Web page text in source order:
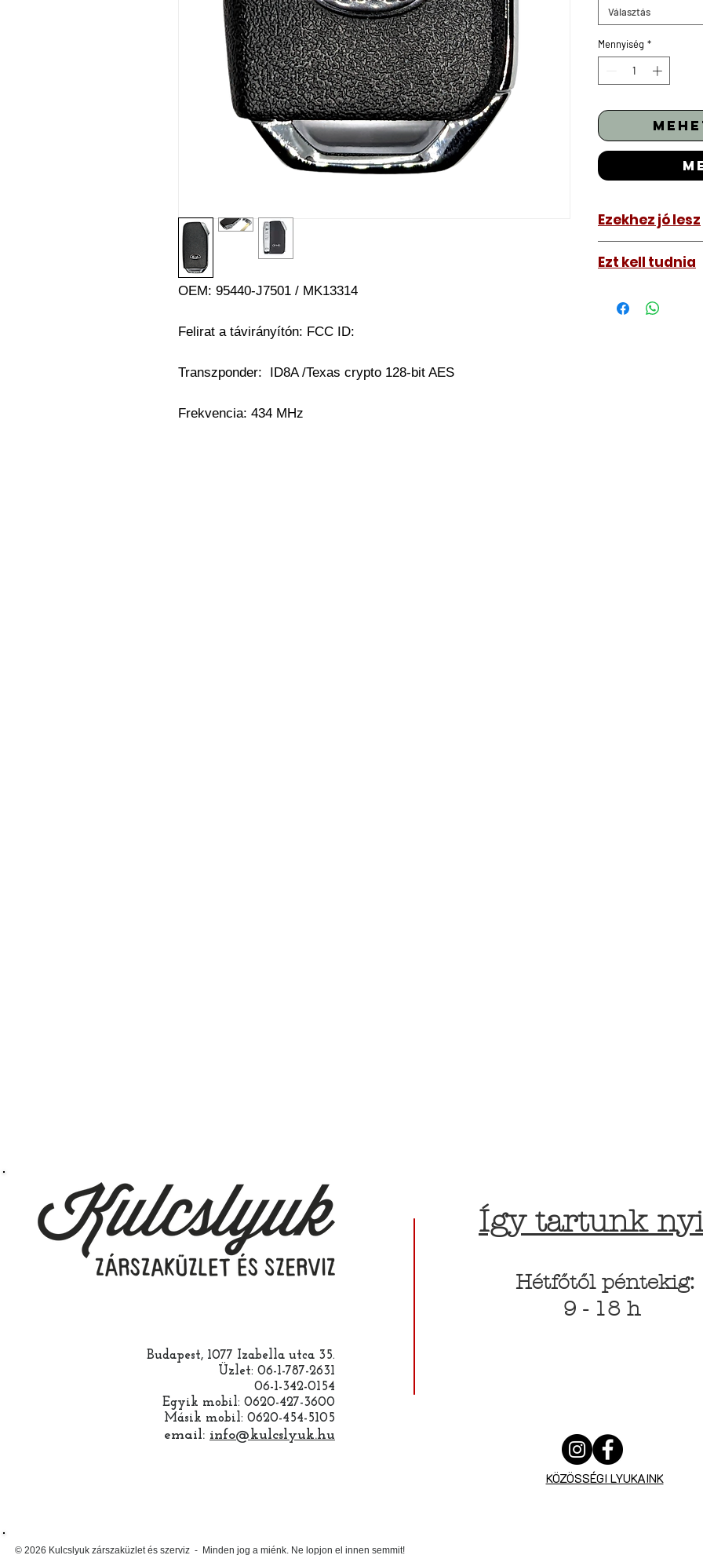
OEM: 95440-J7501 / MK13314
Felirat a távirányítón: FCC ID:
Transzponder: ID8A /Texas crypto 128-bit AES
Frekvencia: 434 MHz
Választás
Mennyiség *
Ezekhez jó lesz
Ezt kell tudnia
távirányítós
Budapest, 1077 Izabella utca 35.
Üzlet: 06-1-787-2631
06-1-342-0154
Egyik mobil: 0620-427-3600
Másik mobil: 0620-454-5105
email: info@kulcslyuk.hu
Így tartunk
Hétfőtől péntekig:
9 - 18 h
KÖZÖSSÉGI LYUKAINK
© 2026 Kulcslyuk zárszaküzlet és szerviz - Minden jog a miénk. Ne lopjon el innen semmit!